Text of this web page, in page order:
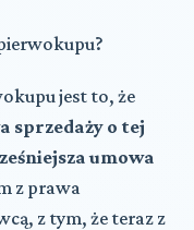
jest to, że
sprzedaży o tej
umowa
z prawa
z tym, że teraz z